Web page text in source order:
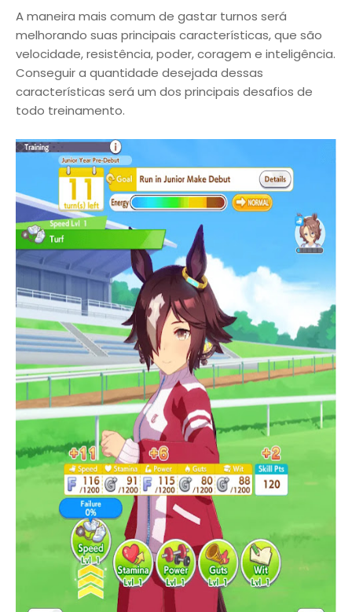
A maneira mais comum de gastar turnos será
melhorando suas principais características, que são
velocidade, resistência, poder, coragem e inteligência.
Conseguir a quantidade desejada dessas
características será um dos principais desafios de
todo treinamento.